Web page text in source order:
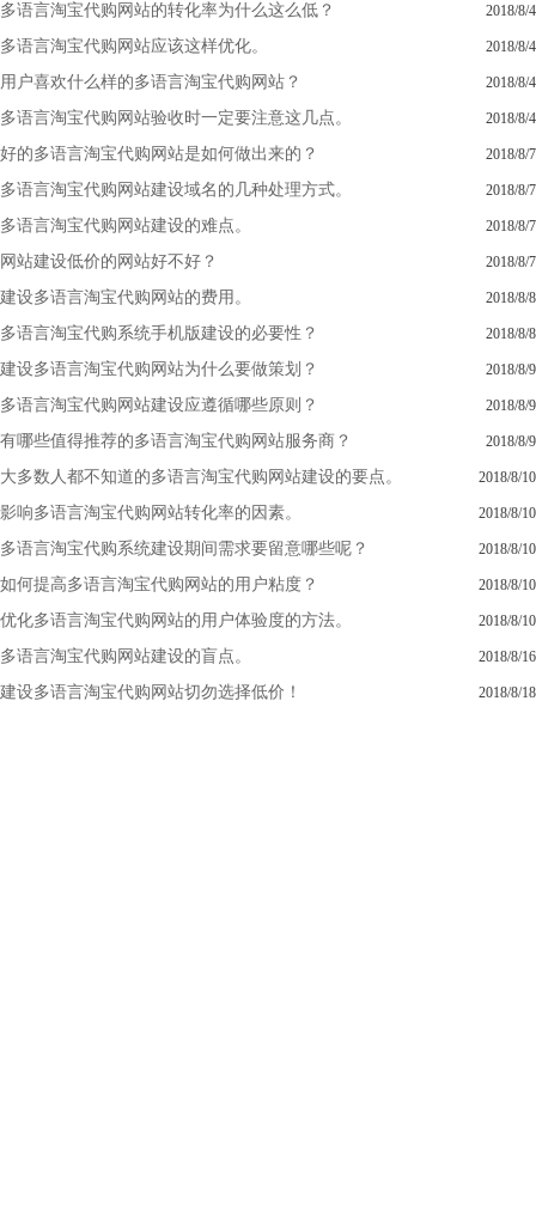
多语言淘宝代购网站的转化率为什么这么低？ 2018/8/4
多语言淘宝代购网站应该这样优化。 2018/8/4
用户喜欢什么样的多语言淘宝代购网站？ 2018/8/4
多语言淘宝代购网站验收时一定要注意这几点。 2018/8/4
好的多语言淘宝代购网站是如何做出来的？ 2018/8/7
多语言淘宝代购网站建设域名的几种处理方式。 2018/8/7
多语言淘宝代购网站建设的难点。 2018/8/7
网站建设低价的网站好不好？ 2018/8/7
建设多语言淘宝代购网站的费用。 2018/8/8
多语言淘宝代购系统手机版建设的必要性？ 2018/8/8
建设多语言淘宝代购网站为什么要做策划？ 2018/8/9
多语言淘宝代购网站建设应遵循哪些原则？ 2018/8/9
有哪些值得推荐的多语言淘宝代购网站服务商？ 2018/8/9
大多数人都不知道的多语言淘宝代购网站建设的要点。 2018/8/10
影响多语言淘宝代购网站转化率的因素。 2018/8/10
多语言淘宝代购系统建设期间需求要留意哪些呢？ 2018/8/10
如何提高多语言淘宝代购网站的用户粘度？ 2018/8/10
优化多语言淘宝代购网站的用户体验度的方法。 2018/8/10
多语言淘宝代购网站建设的盲点。 2018/8/16
建设多语言淘宝代购网站切勿选择低价！ 2018/8/18